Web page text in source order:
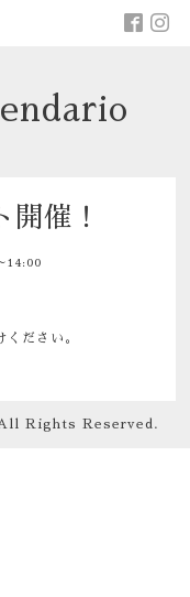
開催！
14:00
ださい。
Rights Reserved.